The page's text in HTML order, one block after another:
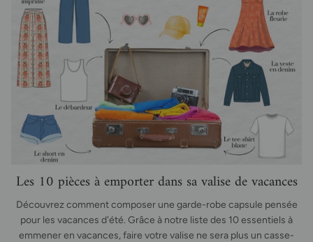
Les 10 pièces à emporter dans sa valise de vacances
Découvrez comment composer une garde-robe capsule pensée
pour les vacances d'été. Grâce à notre liste des 10 essentiels à
emmener en vacances, faire votre valise ne sera plus un casse-